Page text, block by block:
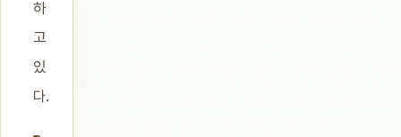
하
고
있
다.